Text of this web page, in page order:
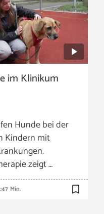
im Klinikum
Hunde bei der
Kindern mit
zeigt …
Min. bookmark_border